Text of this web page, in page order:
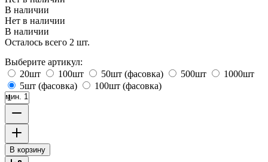
В наличии
Нет в наличии
В наличии
Осталось всего 2 шт.
Выберите артикул:
20шт
100шт 50шт (фасовка) 500шт
1000шт
5шт (фасовка)
100шт (фасовка)
мин. 1
В корзину